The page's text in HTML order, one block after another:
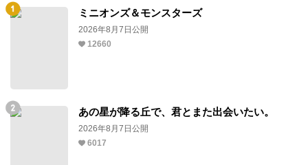
ミニオンズ＆モンスターズ
2026年8月7日公開
12660
あの星が降る丘で、君とまた出会いたい。
2026年8月7日公開
6017